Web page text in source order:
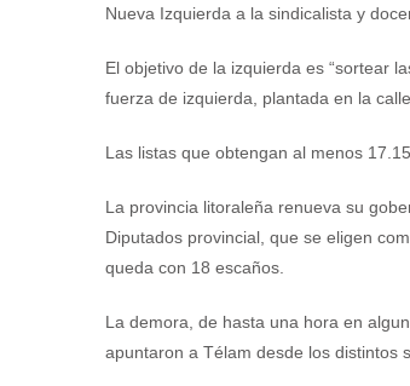
Nueva Izquierda a la sindicalista y
El objetivo de la izquierda es “sortear
fuerza de izquierda, plantada en la
Las listas que obtengan al menos
La provincia litoraleña renueva su
Diputados provincial, que se eligen
queda con 18 escaños.
La demora, de hasta una hora en
apuntaron a Télam desde los distintos